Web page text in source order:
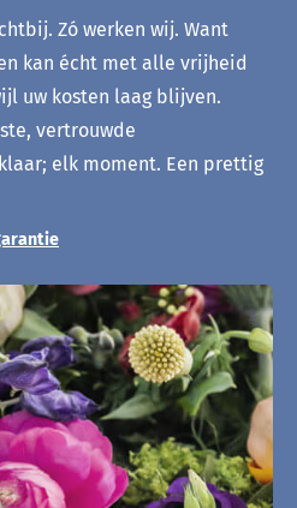
Zó werken wij. Want
kan écht met alle vrijheid
uw kosten laag blijven.
vertrouwde
elk moment. Een prettig